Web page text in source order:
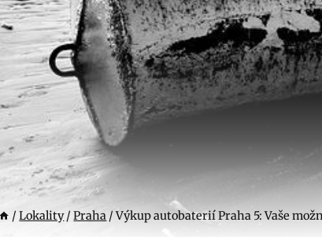
/ Lokality/ Praha / Výkup autobaterií Praha 5: Vaše